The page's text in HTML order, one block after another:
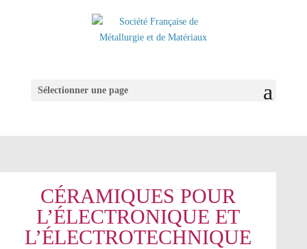
Sélectionner une page
CÉRAMIQUES POUR
L’ÉLECTRONIQUE ET
L’ÉLECTROTECHNIQUE